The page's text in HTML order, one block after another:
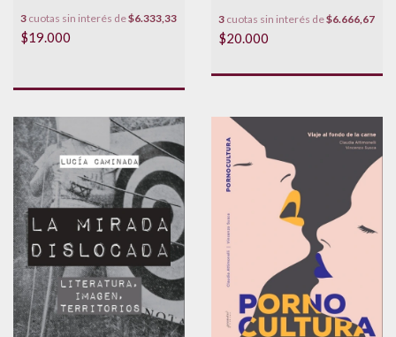
3 cuotas sin interés de$6.333,33
$19.000
3 cuotas sin interés de$6.666,67
$20.000